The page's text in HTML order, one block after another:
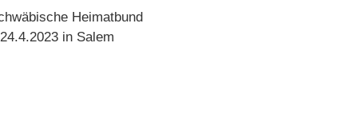
Heimatbund
in Salem